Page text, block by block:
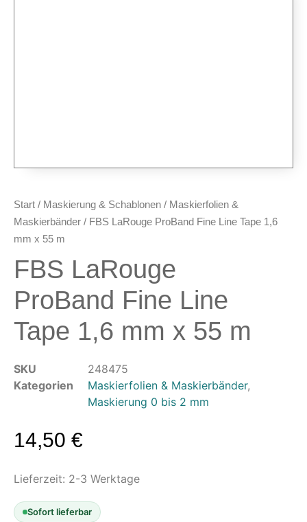
Schläuche & Kupplungen
Anschlüsse & Verschraubungen
Luftfilter & Druckregler
Werkzeuge & Malzubehör
Pinsel & Stifte
Pinstriping & Linienführung
Radierer & Schneidewerkzeuge
Plotter & Zubehör
Untergründe & Papier
Oberflächenvorbereitung &
Spachtelmasse & Sprühspachtel
Sandstrahlen & Spezialbehandlungen
Maskierung & Schablonen
Start / Maskierung & Schablonen / Maskierfolien &
Maskierbänder / FBS LaRouge ProBand Fine Line Tape 1,6
mm x 55 m
FBS LaRouge
ProBand Fine Line
Tape 1,6 mm x 55 m
SKU
248475
Kategorien
Maskierfolien & Maskierbänder,
Maskierung 0 bis 2 mm
14,50 €
Lieferzeit: 2-3 Werktage
Sofort lieferbar